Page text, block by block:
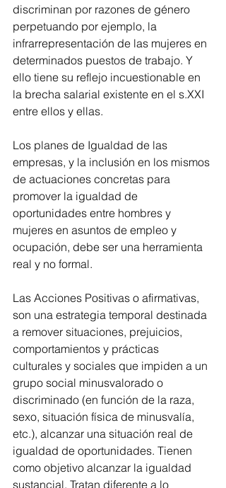
discriminan por razones de género
perpetuando por ejemplo, la
infrarrepresentación de las mujeres en
determinados puestos de trabajo. Y
ello tiene su reflejo incuestionable en
la brecha salarial existente en el s.XXI
entre ellos y ellas.
Los planes de Igualdad de las
empresas, y la inclusión en los mismos
de actuaciones concretas para
promover la igualdad de
oportunidades entre hombres y
mujeres en asuntos de empleo y
ocupación, debe ser una herramienta
real y no formal.
Las Acciones Positivas o afirmativas,
son una estrategia temporal destinada
a remover situaciones, prejuicios,
comportamientos y prácticas
culturales y sociales que impiden a un
grupo social minusvalorado o
discriminado (en función de la raza,
sexo, situación física de minusvalía,
etc.), alcanzar una situación real de
igualdad de oportunidades. Tienen
como objetivo alcanzar la igualdad
sustancial. Tratan diferente a lo